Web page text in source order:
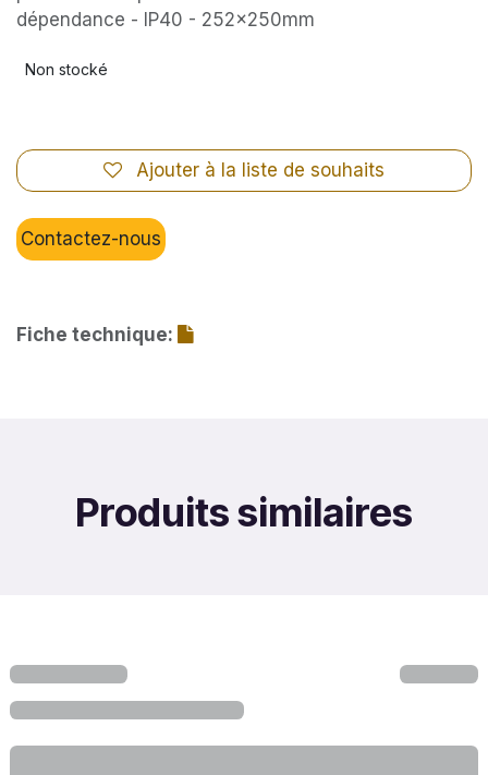
dépendance - IP40 - 252x250mm
Non stocké
Ajouter à la liste de souhaits
Contactez-nous
Fiche technique:
Produits similaires